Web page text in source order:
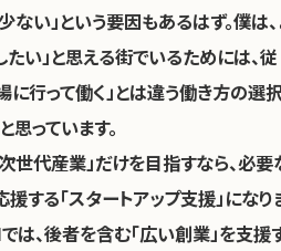
ない」という要因もあるはず。僕は
たい」と思える街でいるためには、従
に行って働く」とは違う働き方の選
っています。
世代産業」だけを目指すなら、必要
する「スタートアップ支援」になり
は、後者を含む「広い創業」を支援